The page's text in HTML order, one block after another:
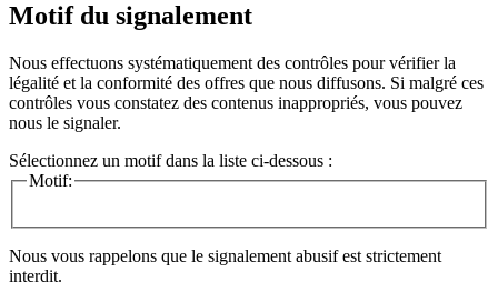
Motif du signalement
Nous effectuons systématiquement des contrôles pour vérifier la
légalité et la conformité des offres que nous diffusons. Si malgré ces
contrôles vous constatez des contenus inappropriés, vous pouvez
nous le signaler.
Sélectionnez un motif dans la liste ci-dessous :
Motif:
Nous vous rappelons que le signalement abusif est strictement
interdit.